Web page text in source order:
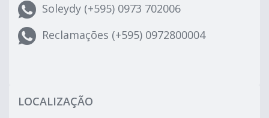
Soleydy (+595) 0973 702006
Reclamações (+595) 0972800004
LOCALIZAÇÃO